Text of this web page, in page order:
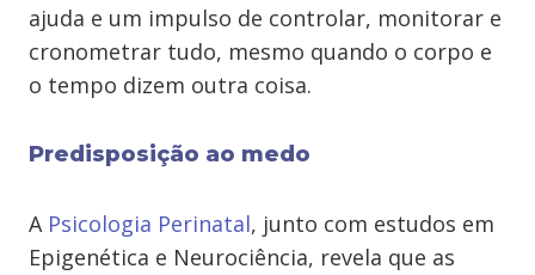
ajuda e um impulso de controlar, monitorar e
cronometrar tudo, mesmo quando o corpo e
o tempo dizem outra coisa.
Predisposição ao medo
A Psicologia Perinatal, junto com estudos em
Epigenética e Neurociência, revela que as